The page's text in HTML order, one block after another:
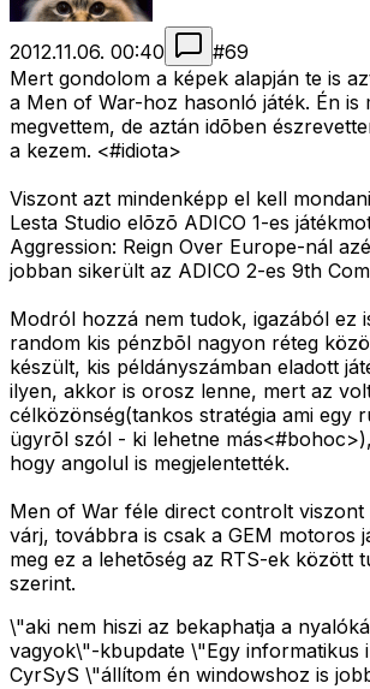
2012.11.06. 00:40 #69
Mert gondolom a képek alapján te is
a Men of War-hoz hasonló játék. Én is
megvettem, de aztán idõben
a kezem. <#idiota>
Viszont azt mindenképp el kell
Lesta Studio elõzõ ADICO 1-es
Aggression: Reign Over Europe-nál
jobban sikerült az ADICO 2-es 9th
Modról hozzá nem tudok, igazából ez
random kis pénzbõl nagyon réteg
készült, kis példányszámban eladott
ilyen, akkor is orosz lenne, mert az
célközönség(tankos stratégia ami egy
ügyrõl szól - ki lehetne más<#bohoc>
hogy angolul is megjelentették.
Men of War féle direct controlt viszont
várj, továbbra is csak a GEM motoros
meg ez a lehetõség az RTS-ek között
szerint.
\"aki nem hiszi az bekaphatja a
vagyok\"-kbupdate \"Egy informatikus
CyrSyS \"állítom én windowshoz is